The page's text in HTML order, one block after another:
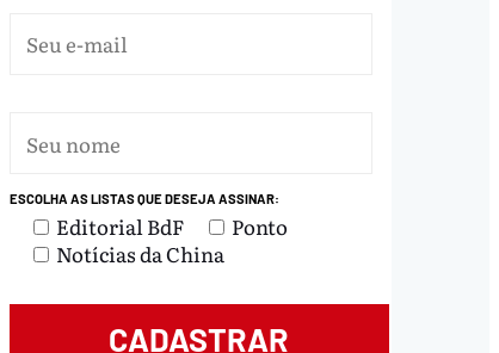
ESCOLHA AS LISTAS QUE DESEJA ASSINAR:
Editorial BdF
Ponto
Notícias da China